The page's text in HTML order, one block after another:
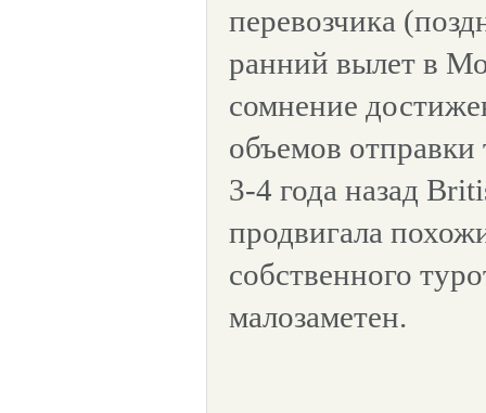
перевозчика
ранний вылет в
сомнение
объемов отправки
3-4 года назад
продвигала
собственного
малозаметен.